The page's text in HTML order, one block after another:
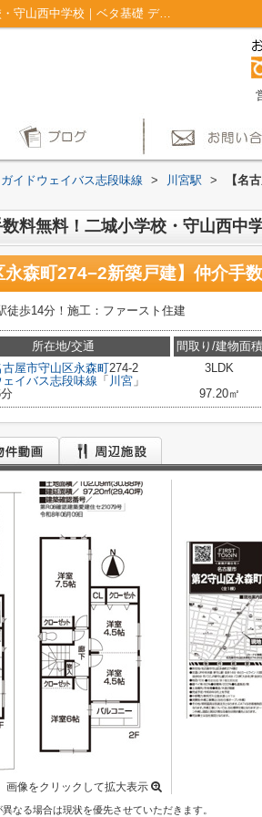
【名古屋市守山区永森町274−2新築戸建】仲介手数料無料！二城小学校・守山西中学校｜ベタ基礎 ディンプルキー バルコニー 前道６ｍ以上 ２沿線利用可｜仲介手数料無料！名古屋市で新築戸建てを探すならAplace
イドウェイバス志段味線 > 川宮駅 >
【名
料無料！二城小学校・守山西中
徒歩14分！施工：ファースト住建
所在地/交通
古屋市守山区永森町274-2
ェイバス志段味線 「 川宮 」
間取り/建物面積
3LDK
97.20㎡
画像をクリックして拡大表示
なる場合は現状を優先させていただきます。